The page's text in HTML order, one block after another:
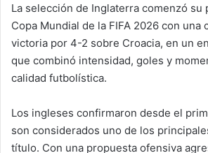
La selección de Inglaterra comenzó su
Copa Mundial de la FIFA 2026 con una
victoria por 4-2 sobre Croacia, en un
que combinó intensidad, goles y
calidad futbolística.
Los ingleses confirmaron desde el
son considerados uno de los
título. Con una propuesta ofensiva